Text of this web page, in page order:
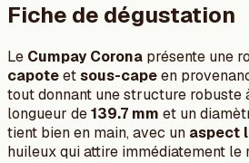
Fiche de dégustation
Le Cumpay Corona présente une
capoteetsous-capeen
tout donnant une structure robuste
longueur de139.7 mm et un
tient bien en main, avec un aspect
huileux qui attire immédiatement le